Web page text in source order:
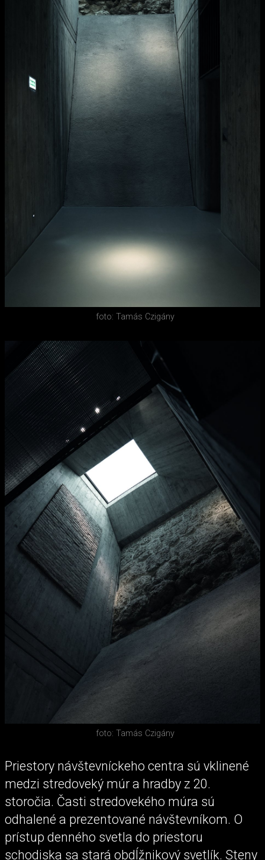
foto: Tamás Czigány
foto: Tamás Czigány
Priestory návštevníckeho centra sú vklinené
medzi stredoveký múr a hradby z 20.
storočia. Časti stredovekého múra sú
odhalené a prezentované návštevníkom. O
prístup denného svetla do priestoru
schodiska sa stará obdĺžnikový svetlík. Steny